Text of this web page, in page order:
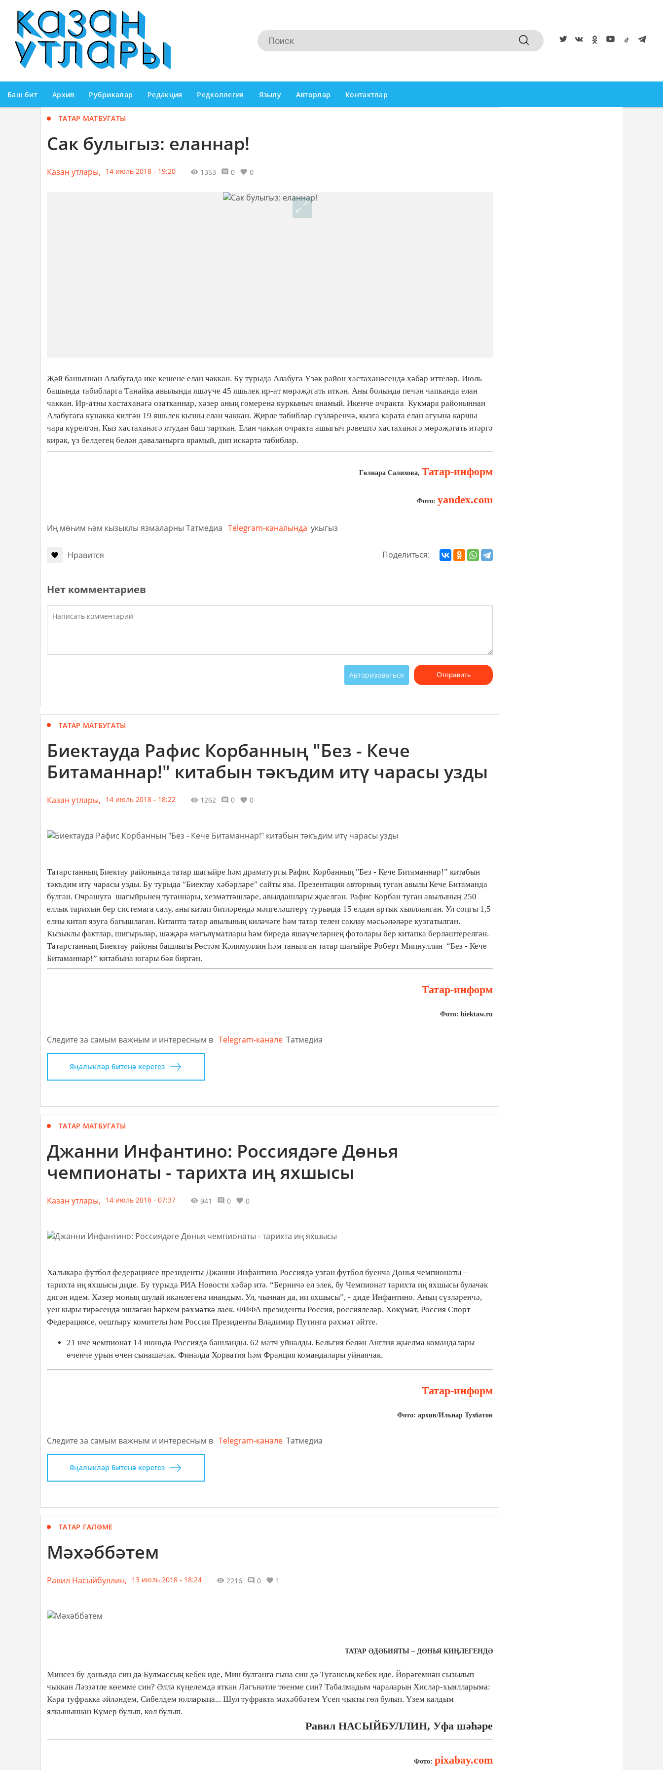
Баш бит Архив Рубрикалар Редакция Редколлегия Язылу Авторлар Контактлар
ТАТАР МАТБУГАТЫ
Сак булыгыз: еланнар!
Казан утлары, 14 июль 2018 - 19:20 1353 0 0
Җәй башыннан Алабугада ике кешене елан чаккан. Бу турыда Алабуга Үзәк район хастаханәсендә хәбәр иттеләр. Июль
башында табибларга Танайка авылында яшәүче 45 яшьлек ир-ат мөрәҗәгать иткән. Аны болында печән чапканда елан
чаккан. Ир-атны хастаханәгә озатканнар, хәзер аның гомеренә куркыныч янамый. Икенче очракта Кукмара районыннан
Алабугага кунакка килгән 19 яшьлек кызны елан чаккан. Җирле табиблар сүзләренчә, кызга карата елан агуына каршы
чара күрелгән. Кыз хастаханәгә ятудан баш тарткан. Елан чаккан очракта ашыгыч рәвештә хастаханәгә мөрәҗәгать итәргә
кирәк, үз белдегең белән дәваланырга ярамый, дип искәртә табиблар.
Гөлнара Салихова, Татар-информ
Фото: yandex.com
Иң мөһим һәм кызыклы язмаларны Татмедиа Telegram-каналында укыгыз
Нравится Поделиться:
Нет комментариев
Авторизоваться Отправить
ТАТАР МАТБУГАТЫ
Биектауда Рафис Корбанның "Без - Кече
Битаманнар!" китабын тәкъдим итү чарасы узды
Казан утлары, 14 июль 2018 - 18:22 1262 0 0
Татарстанның Биектау районында татар шагыйре һәм драматургы Рафис Корбанның "Без - Кече Битаманнар!” китабын
тәкъдим итү чарасы узды. Бу турыда "Биектау хәбәрләре" сайты яза. Презентация авторның туган авылы Кече Битаманда
булган. Очрашуга шагыйрьнең туганнары, хезмәттәшләре, авылдашлары җыелган. Рафис Корбан туган авылының 250
еллык тарихын бер системага салу, аны китап битләрендә мәңгеләштерү турында 15 елдан артык хыялланган. Ул соңгы 1,5
елны китап язуга багышлаган. Китапта татар авылының киләчәге һәм татар телен саклау мәсьәләләре кузгатылган.
Кызыклы фактлар, шигырьләр, шәҗәрә мәгълүматлары һәм биредә яшәүчеләрнең фотолары бер китапка берләштерелгән.
Татарстанның Биектау районы башлыгы Рөстәм Кәлимуллин һәм танылган татар шагыйре Роберт Миңнуллин “Без - Кече
Битаманнар!” китабына югары бәя биргән.
Татар-информ
Фото: biektaw.ru
Следите за самым важным и интересным в Telegram-канале Татмедиа
Яңалыклар битенә керегез
ТАТАР МАТБУГАТЫ
Джанни Инфантино: Россиядәге Дөнья
чемпионаты - тарихта иң яхшысы
Казан утлары, 14 июль 2018 - 07:37 941 0 0
Халыкара футбол федерациясе президенты Джанни Инфантино Россиядә узган футбол буенча Дөнья чемпионаты –
тарихта иң яхшысы диде. Бу турыда РИА Новости хәбәр итә. “Берничә ел элек, бу Чемпионат тарихта иң яхшысы булачак
дигән идем. Хәзер моның шулай икәнлегенә инандым. Ул, чыннан да, иң яхшысы”, - диде Инфантино. Аның сүзләренчә,
уен кыры тирәсендә эшләгән һәркем рәхмәткә лаек. ФИФА президенты Россия, россиялеләр, Хөкүмәт, Россия Спорт
Федерациясе, оештыру комитеты һәм Россия Президенты Владимир Путинга рәхмәт әйтте.
21 нче чемпионат 14 июньдә Россиядә башланды. 62 матч уйналды. Бельгия белән Англия җыелма командалары
өченче урын өчен сынашачак. Финалда Хорватия һәм Франция командалары уйнаячак.
Татар-информ
Фото: архив/Ильнар Тухбатов
Следите за самым важным и интересным в Telegram-канале Татмедиа
Яңалыклар битенә керегез
ТАТАР ГАЛӘМЕ
Мәхәббәтем
Равил Насыйбуллин, 13 июль 2018 - 18:24 2216 0 1
ТАТАР ӘДӘБИЯТЫ – ДӨНЬЯ КИҢЛЕГЕНДӘ
Минсез бу дөньяда син дә Булмассың кебек иде, Мин булганга гына син дә Тугансың кебек иде. Йөрәгемнән сызылып
чыккан Ләззәтле көемме син? Әллә күңелемдә яткан Ләгънәтле төенме син? Табалмадым чараларын Хисләр-хыялларыма:
Кара туфракка әйләндем, Сибелдем юлларыңа... Шул туфракта мәхәббәтем Үсеп чыкты гөл булып. Үзем калдым
ялкыныннан Күмер булып, көл булып.
Равил НАСЫЙБУЛЛИН, Уфа шәһәре
Фото: pixabay.com